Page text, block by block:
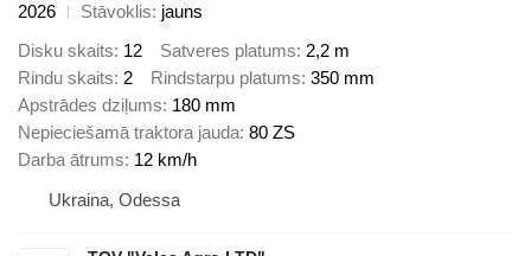
2026
Stāvoklis jauns
Disku skaits 12 Satveres platums 2,2 m
Rindu skaits 2 Rindstarpu platums 350 mm
Apstrādes dziļums 180 mm
Nepieciešamā traktora jauda 80 ZS
Darba ātrums 12 km/h
Ukraina, Odessa